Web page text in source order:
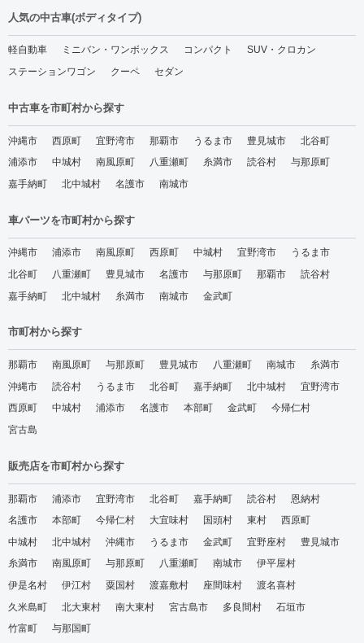
人気の中古車(ボディタイプ)
軽自動車 ミニバン・ワンボックス コンパクト
SUV・クロカン
ステーションワゴン
クーペ セダン
中古車を市町村から探す
沖縄市 西原町 宜野湾市 那覇市 うるま市 豊見城市
北谷町
浦添市
中城村 南風原町 八重瀬町 糸満市 読谷村
与那原町
嘉手納町
北中城村 名護市 南城市
車パーツを市町村から探す
沖縄市 浦添市 南風原町 西原町 中城村 宜野湾市
うるま市
北谷町
八重瀬町 豊見城市 名護市 与那原町 那覇市
読谷村
嘉手納町
北中城村 糸満市 南城市 金武町
市町村から探す
那覇市 南風原町 与那原町 豊見城市 八重瀬町 南城市
糸満市
沖縄市
読谷村 うるま市 北谷町 嘉手納町 北中城村
宜野湾市
西原町
中城村 浦添市 名護市 本部町 金武町
今帰仁村
宮古島
販売店を市町村から探す
那覇市 浦添市 宜野湾市 北谷町 嘉手納町 読谷村
恩納村
名護市
本部町 今帰仁村 大宜味村 国頭村 東村
西原町
中城村
北中城村 沖縄市 うるま市 金武町 宜野座村
豊見城市
糸満市
南風原町 与那原町 八重瀬町 南城市
伊平屋村
伊是名村
伊江村 粟国村 渡嘉敷村 座間味村
渡名喜村
久米島町
北大東村 南大東村 宮古島市 多良間村
石垣市
竹富町
与那国町